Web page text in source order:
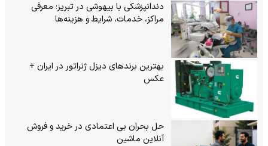
دندانپزشکی با بیهوشی در تبریز؛ معرفی
مراکز، خدمات، شرایط و هزینه‌ها
بهترین برندهای دیزل ژنراتور در ایران +
عکس
حل بحران بی‌ اعتمادی در خرید و فروش
آنلاین ماشین